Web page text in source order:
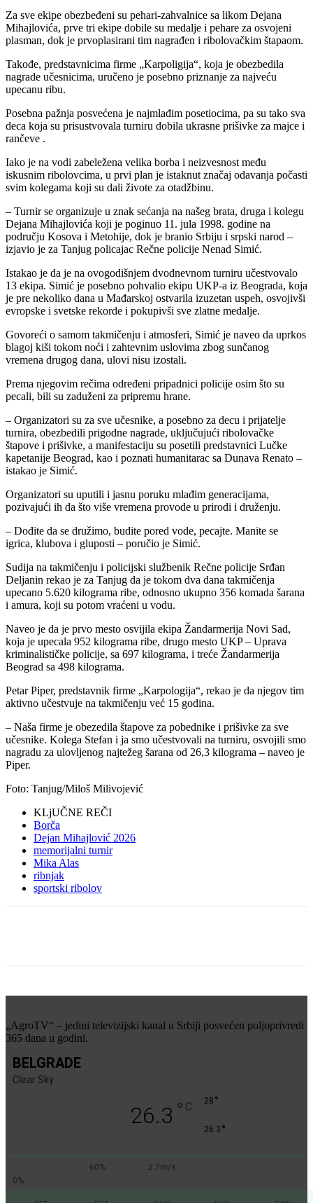
Za sve ekipe obezbeđeni su pehari-zahvalnice sa likom Dejana
Mihajlovića, prve tri ekipe dobile su medalje i pehare za osvojeni
plasman, dok je prvoplasirani tim nagrađen i ribolovačkim štapaom.
Takođe, predstavnicima firme „Karpoligija“, koja je obezbedila
nagrade učesnicima, uručeno je posebno priznanje za najveću
upecanu ribu.
Posebna pažnja posvećena je najmlađim posetiocima, pa su tako sva
deca koja su prisustvovala turniru dobila ukrasne prišivke za majce i
rančeve .
Iako je na vodi zabeležena velika borba i neizvesnost među
iskusnim ribolovcima, u prvi plan je istaknut značaj odavanja počasti
svim kolegama koji su dali živote za otadžbinu.
– Turnir se organizuje u znak sećanja na našeg brata, druga i kolegu
Dejana Mihajlovića koji je poginuo 11. jula 1998. godine na
području Kosova i Metohije, dok je branio Srbiju i srpski narod –
izjavio je za Tanjug policajac Rečne policije Nenad Simić.
Istakao je da je na ovogodišnjem dvodnevnom turniru učestvovalo
13 ekipa. Simić je posebno pohvalio ekipu UKP-a iz Beograda, koja
je pre nekoliko dana u Mađarskoj ostvarila izuzetan uspeh, osvojivši
evropske i svetske rekorde i pokupivši sve zlatne medalje.
Govoreći o samom takmičenju i atmosferi, Simić je naveo da uprkos
blagoj kiši tokom noći i zahtevnim uslovima zbog sunčanog
vremena drugog dana, ulovi nisu izostali.
Prema njegovim rečima određeni pripadnici policije osim što su
pecali, bili su zaduženi za pripremu hrane.
– Organizatori su za sve učesnike, a posebno za decu i prijatelje
turnira, obezbedili prigodne nagrade, uključujući ribolovačke
štapove i prišivke, a manifestaciju su posetili predstavnici Lučke
kapetanije Beograd, kao i poznati humanitarac sa Dunava Renato –
istakao je Simić.
Organizatori su uputili i jasnu poruku mlađim generacijama,
pozivajući ih da što više vremena provode u prirodi i druženju.
– Dođite da se družimo, budite pored vode, pecajte. Manite se
igrica, klubova i gluposti – poručio je Simić.
Sudija na takmičenju i policijski službenik Rečne policije Srđan
Deljanin rekao je za Tanjug da je tokom dva dana takmičenja
upecano 5.620 kilograma ribe, odnosno ukupno 356 komada šarana
i amura, koji su potom vraćeni u vodu.
Naveo je da je prvo mesto osvijila ekipa Žandarmerija Novi Sad,
koja je upecala 952 kilograma ribe, drugo mesto UKP – Uprava
kriminalističke policije, sa 697 kilograma, i treće Žandarmerija
Beograd sa 498 kilograma.
Petar Piper, predstavnik firme „Karpologija“, rekao je da njegov tim
aktivno učestvuje na takmičenju već 15 godina.
– Naša firme je obezedila štapove za pobednike i prišivke za sve
učesnike. Kolega Stefan i ja smo učestvovali na turniru, osvojili smo
nagradu za ulovljenog najtežeg šarana od 26,3 kilograma – naveo je
Piper.
Foto: Tanjug/Miloš Milivojević
KLjUČNE REČI
Borča
Dejan Mihajlović 2026
memorijalni turnir
Mika Alas
ribnjak
sportski ribolov
„AgroTV“ – jedini televizijski kanal u Srbiji posvećen poljoprivredi
365 dana u godini.
BELGRADE
Clear Sky
26.3 ° C 28 °
26.3 °
60%
2.7m/s
0%